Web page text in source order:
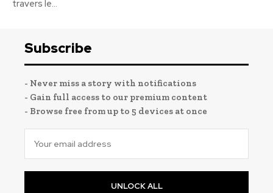
travers le...
Subscribe
- Never miss a story with notifications
- Gain full access to our premium content
- Browse free from up to 5 devices at once
UNLOCK ALL